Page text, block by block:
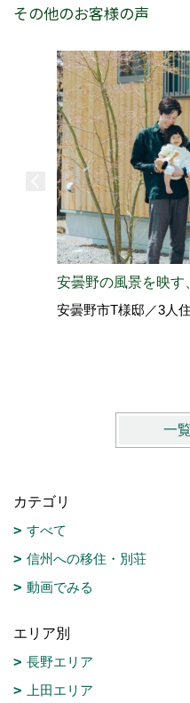
その他のお客様の声
安曇野の風景を映す
安曇野市T様邸／3人
一
カテゴリ
すべて
信州への移住・別荘
動画でみる
エリア別
長野エリア
上田エリア